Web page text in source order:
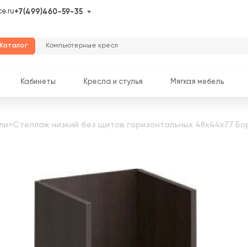
+7(499)460-59-35
Кабинеты Кресла и стулья Мягкая мебель
>Стеллаж низкий без щитов горизонтальных 48x44x77